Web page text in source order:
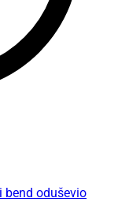
bend oduševio